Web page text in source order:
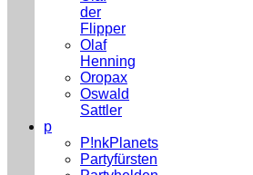
der
Flipper
Olaf
Henning
Oropax
Oswald
Sattler
p
P!nkPlanets
Partyfürsten